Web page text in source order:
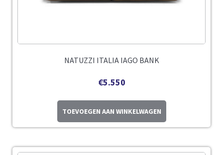
NATUZZI ITALIA IAGO BANK
€5.550
TOEVOEGEN AAN WINKELWAGEN